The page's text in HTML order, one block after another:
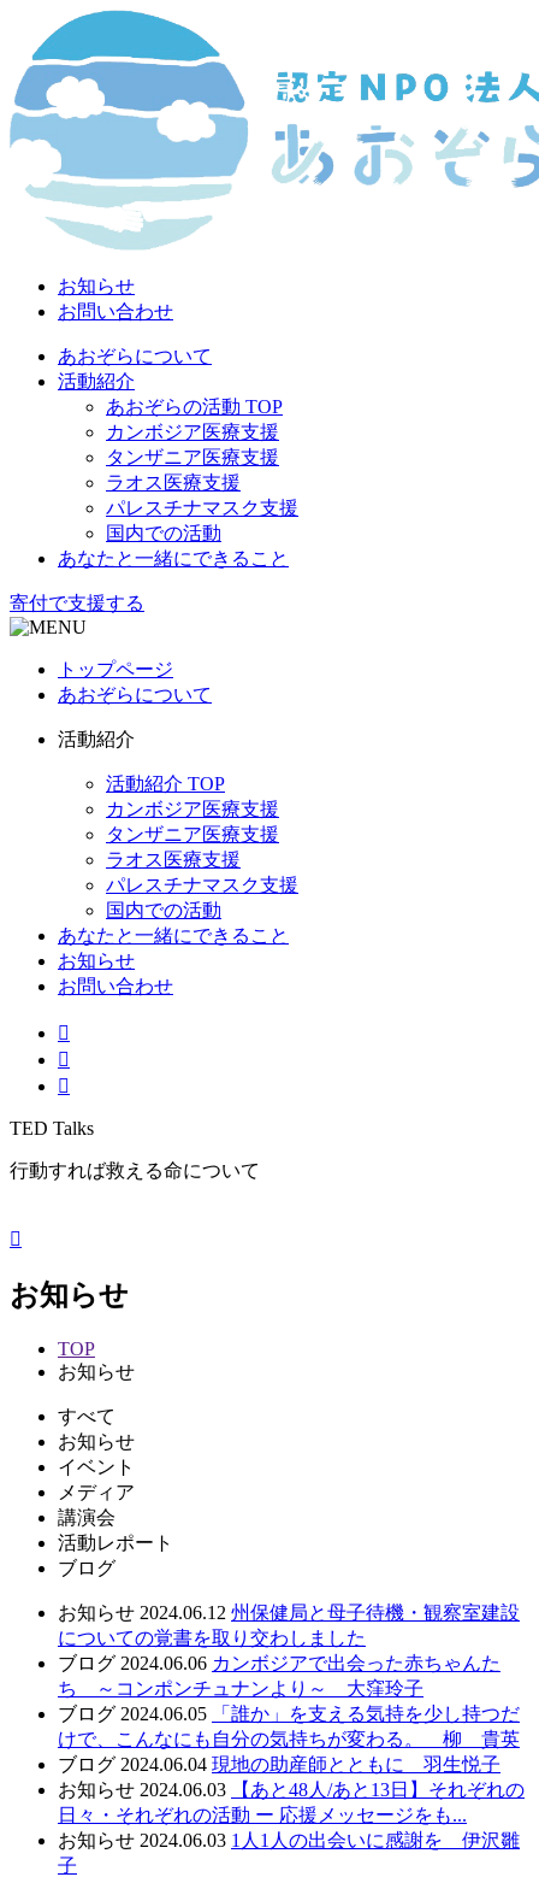
お知らせ
お問い合わせ
あおぞらについて
活動紹介
あおぞらの活動 TOP
カンボジア医療支援
タンザニア医療支援
ラオス医療支援
パレスチナマスク支援
国内での活動
あなたと一緒にできること
寄付で支援する
トップページ
あおぞらについて
活動紹介
活動紹介 TOP
カンボジア医療支援
タンザニア医療支援
ラオス医療支援
パレスチナマスク支援
国内での活動
あなたと一緒にできること
お知らせ
お問い合わせ
TED Talks
行動すれば救える命について
お知らせ
TOP
お知らせ
すべて
お知らせ
イベント
メディア
講演会
活動レポート
ブログ
お知らせ 2024.06.12 州保健局と母子待機・観察室建設
についての覚書を取り交わしました
ブログ 2024.06.06 カンボジアで出会った赤ちゃんた
ち ～コンポンチュナンより～ 大窪玲子
ブログ 2024.06.05
「誰か」を支える気持を少し持つだ
けで、こんなにも自分の気持ちが変わる。 柳 貴英
ブログ 2024.06.04 現地の助産師とともに 羽生悦子
お知らせ 2024.06.03
【あと48人/あと13日】それぞれの
日々・それぞれの活動 ー 応援メッセージをも...
お知らせ 2024.06.03 1人1人の出会いに感謝を 伊沢雛
子